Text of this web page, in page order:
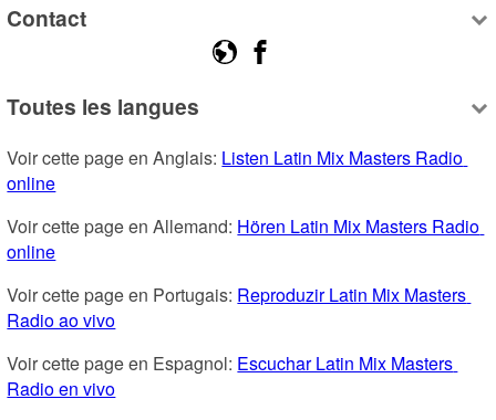
Contact
Toutes les langues
Voir cette page en Anglais: Listen Latin Mix Masters Radio
online
Voir cette page en Allemand: Hören Latin Mix Masters Radio
online
Voir cette page en Portugais: Reproduzir Latin Mix Masters
Radio ao vivo
Voir cette page en Espagnol: Escuchar Latin Mix Masters
Radio en vivo